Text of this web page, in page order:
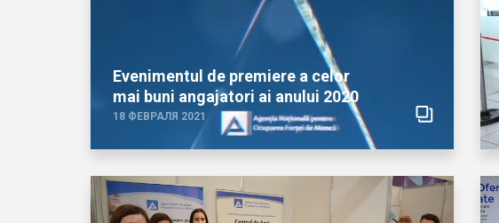
Evenimentul de premiere a celor
mai buni angajatori ai anului 2020
18 ФЕВРАЛЯ 2021